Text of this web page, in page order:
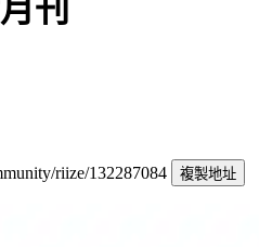
刊
riize/132287084
複製地址